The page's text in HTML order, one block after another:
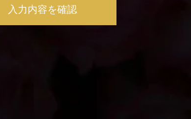
入力内容を確認